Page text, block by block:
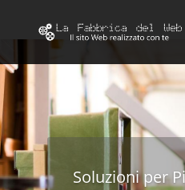
Soluzioni per